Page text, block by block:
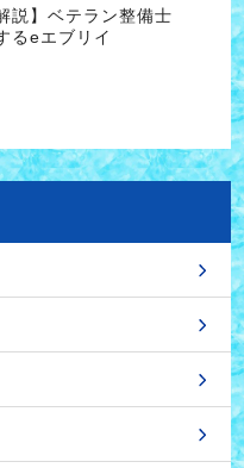
説】ベテラン整備士
るeエブリイ